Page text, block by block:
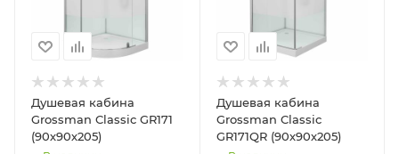
Душевая кабина
Grossman Classic GR171
(90х90х205)
Душевая кабина
Grossman Classic
GR171QR (90х90х205)